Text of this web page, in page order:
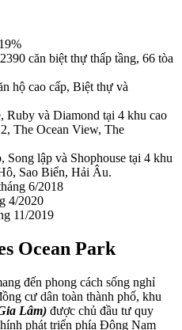
căn biệt thự thấp tầng, 66 tòa
hộ cao cấp, Biệt thự và
Ruby và Diamond tại 4 khu cao
The Ocean View, The
lập và Shophouse tại 4 khu
Sao Biển, Hải Âu.
6/2018
4/2020
11/2019
Ocean Park
đến phong cách sống nghỉ
cư dân toàn thành phố, khu
Lâm) được chủ đầu tư quy
phát triển phía Đông Nam